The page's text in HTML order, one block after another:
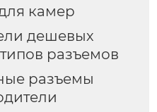
камер
дешевых
разъемов
разъемы